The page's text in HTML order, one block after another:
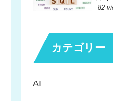
82
カテゴリー
AI